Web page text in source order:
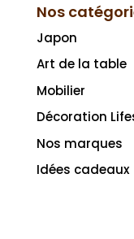
Nos
Japon
Art de la table
Mobilier
Décoration
Nos marques
Idées cadeaux